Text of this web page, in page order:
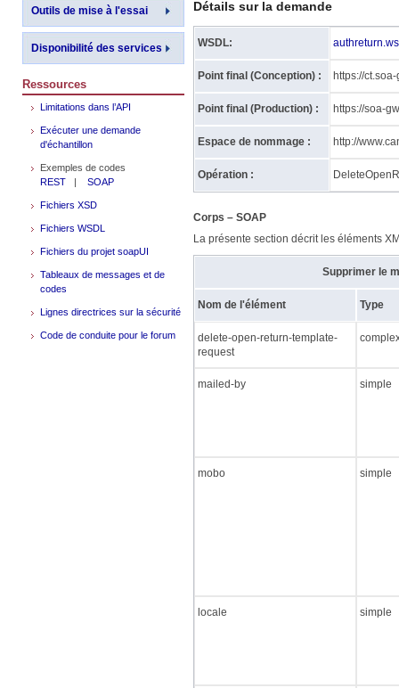
Outils de mise à l'essai
Disponibilité des services
Ressources
Limitations dans l’API
Exécuter une demande
d'échantillon
Exemples de codes
REST | SOAP
Fichiers XSD
Fichiers WSDL
Fichiers du projet soapUI
Tableaux de messages et de
codes
Lignes directrices sur la sécurité
Code de conduite pour le forum
Détails sur la demande
WSDL:
Point final (Conception) : https://
Point final (Production) : https://soa-
Espace de nommage : http://
Opération :
Corps – SOAP
La présente section décrit les éléments
Supprimer le
Nom de l'élément Type
delete-open-return-template-
request
mailed-by simple
mobo simple
locale simple